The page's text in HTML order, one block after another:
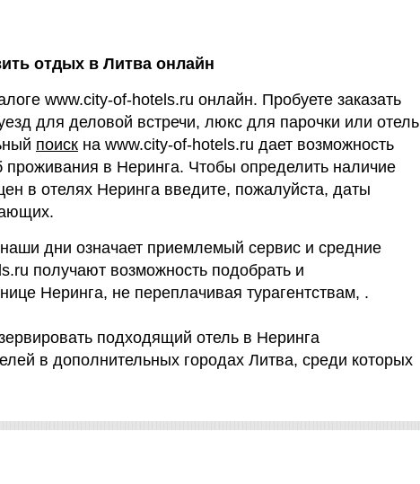
отдых в Литва онлайн
www.city-of-hotels.ru онлайн. Пробуете заказать
для деловой встречи, люкс для парочки или отель
поиск на www.city-of-hotels.ru дает возможность
проживания в Неринга. Чтобы определить наличие
в отелях Неринга введите, пожалуйста, даты
дни означает приемлемый сервис и средние
получают возможность подобрать и
Неринга, не переплачивая турагентствам, .
подходящий отель в Неринга
в дополнительных городах Литва, среди которых